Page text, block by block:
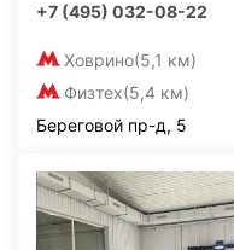
+7 (495) 032-08-22
Ховрино(5,1 км)
Физтех(5,4 км)
Береговой пр-д, 5